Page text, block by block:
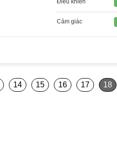
Điều khiển
Cảm giác
14 15 16 17 18